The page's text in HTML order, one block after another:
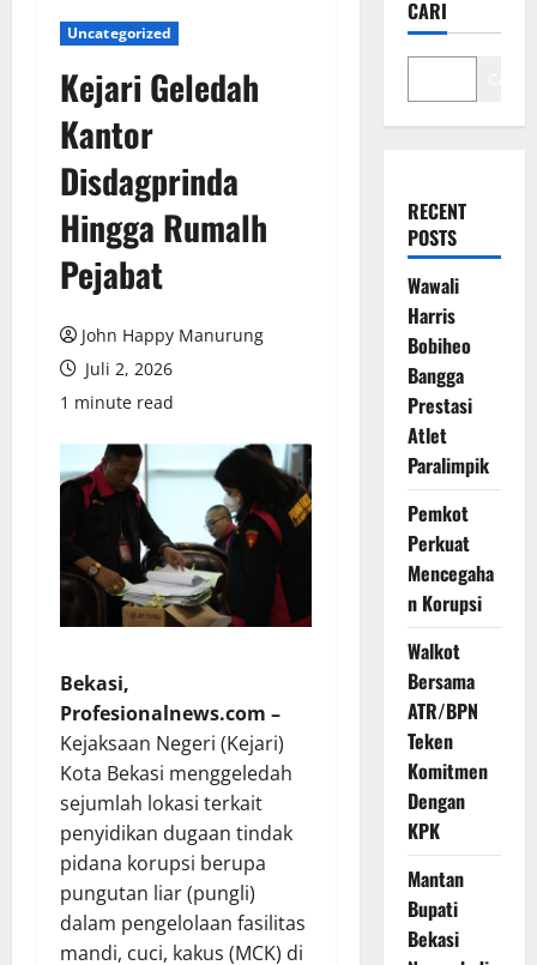
Uncategorized
Kejari Geledah
Kantor
Disdagprinda
Hingga Rumalh
Pejabat
John Happy Manurung
Juli 2, 2026
1 minute read
Bekasi,
Profesionalnews.com –
Kejaksaan Negeri (Kejari)
Kota Bekasi menggeledah
sejumlah lokasi terkait
penyidikan dugaan tindak
pidana korupsi berupa
pungutan liar (pungli)
dalam pengelolaan fasilitas
mandi, cuci, kakus (MCK) di
CARI
RECENT
POSTS
Wawali
Harris
Bobiheo
Bangga
Prestasi
Atlet
Paralimpik
Pemkot
Perkuat
Mencegaha
n Korupsi
Walkot
Bersama
ATR/BPN
Teken
Komitmen
Dengan
KPK
Mantan
Bupati
Bekasi